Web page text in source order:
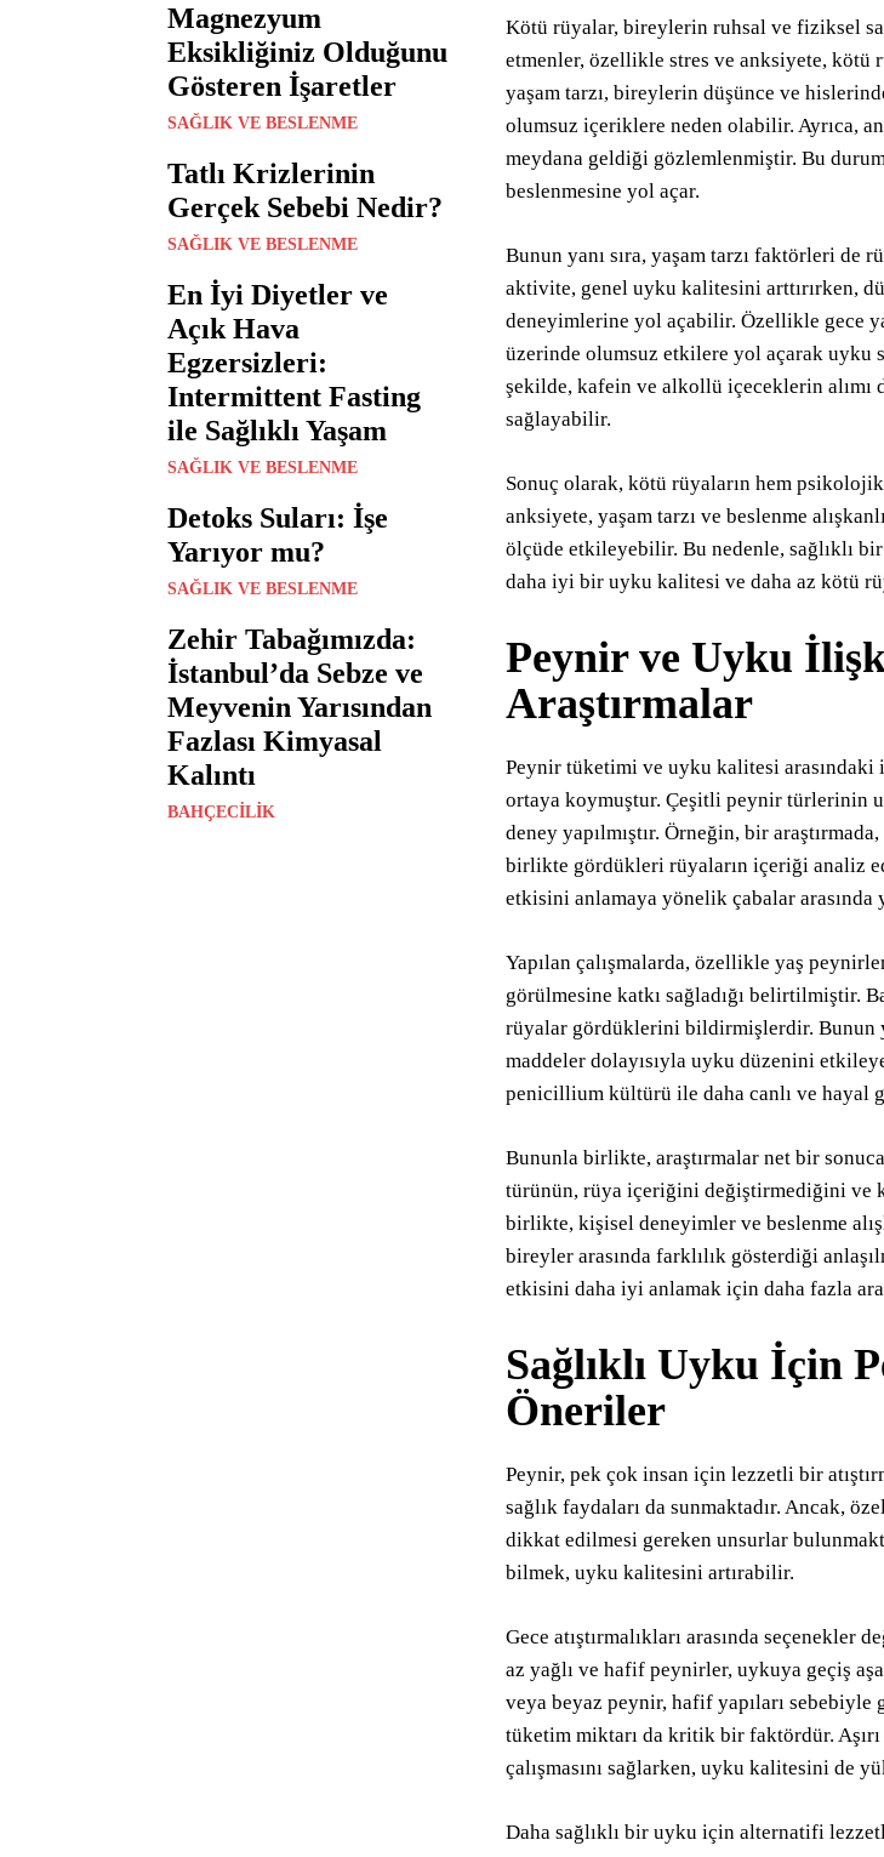
Magnezyum
Eksikliğiniz Olduğunu
Gösteren İşaretler
SAĞLIK VE BESLENME
Tatlı Krizlerinin
Gerçek Sebebi Nedir?
SAĞLIK VE BESLENME
En İyi Diyetler ve
Açık Hava
Egzersizleri:
Intermittent Fasting
ile Sağlıklı Yaşam
SAĞLIK VE BESLENME
Detoks Suları: İşe
Yarıyor mu?
SAĞLIK VE BESLENME
Zehir Tabağımızda:
İstanbul’da Sebze ve
Meyvenin Yarısından
Fazlası Kimyasal
Kalıntı
BAHÇECILIK
Kötü rüyalar, bireylerin ruhsal ve fiziksel
etmenler, özellikle stres ve anksiyete, kötü
yaşam tarzı, bireylerin düşünce ve
olumsuz içeriklere neden olabilir. Ayrıca,
meydana geldiği gözlemlenmiştir. Bu
beslenmesine yol açar.
Bunun yanı sıra, yaşam tarzı faktörleri
aktivite, genel uyku kalitesini arttırırken,
deneyimlerine yol açabilir. Özellikle gece
üzerinde olumsuz etkilere yol açarak uyku
şekilde, kafein ve alkollü içeceklerin alımı
sağlayabilir.
Sonuç olarak, kötü rüyaların hem
anksiyete, yaşam tarzı ve beslenme
ölçüde etkileyebilir. Bu nedenle, sağlıklı
daha iyi bir uyku kalitesi ve daha az kötü
Peynir ve Uyku
Araştırmalar
Peynir tüketimi ve uyku kalitesi
ortaya koymuştur. Çeşitli peynir türlerinin
deney yapılmıştır. Örneğin, bir
birlikte gördükleri rüyaların içeriği analiz
etkisini anlamaya yönelik çabalar arasında
Yapılan çalışmalarda, özellikle yaş
görülmesine katkı sağladığı belirtilmiştir.
rüyalar gördüklerini bildirmişlerdir. Bunun
maddeler dolayısıyla uyku düzenini
penicillium kültürü ile daha canlı ve hayal
Bununla birlikte, araştırmalar net bir
türünün, rüya içeriğini değiştirmediğini ve
birlikte, kişisel deneyimler ve beslenme
bireyler arasında farklılık gösterdiği
etkisini daha iyi anlamak için daha fazla
Sağlıklı Uyku İçin
Öneriler
Peynir, pek çok insan için lezzetli bir
sağlık faydaları da sunmaktadır. Ancak,
dikkat edilmesi gereken unsurlar
bilmek, uyku kalitesini artırabilir.
Gece atıştırmalıkları arasında
az yağlı ve hafif peynirler, uykuya geçiş
veya beyaz peynir, hafif yapıları
tüketim miktarı da kritik bir faktördür.
çalışmasını sağlarken, uyku kalitesini de
Daha sağlıklı bir uyku için alternatifi